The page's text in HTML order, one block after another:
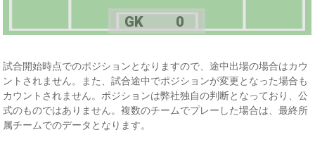
GK 0
試合開始時点でのポジションとなりますので、途中出場の場合はカウ
ントされません。また、試合途中でポジションが変更となった場合も
カウントされません。ポジションは弊社独自の判断となっており、公
式のものではありません。複数のチームでプレーした場合は、最終所
属チームでのデータとなります。